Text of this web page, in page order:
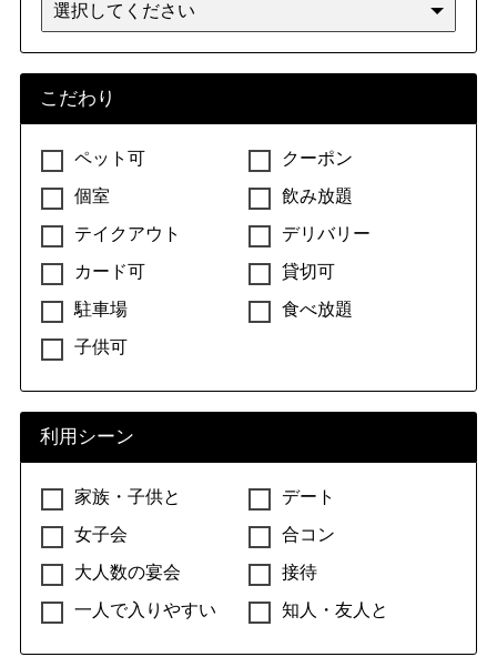
こだわり
ペット可
クーポン
個室
飲み放題
テイクアウト
デリバリー
カード可
貸切可
駐車場
食べ放題
子供可
利用シーン
家族・子供と
デート
女子会
合コン
大人数の宴会
接待
一人で入りやすい
知人・友人と